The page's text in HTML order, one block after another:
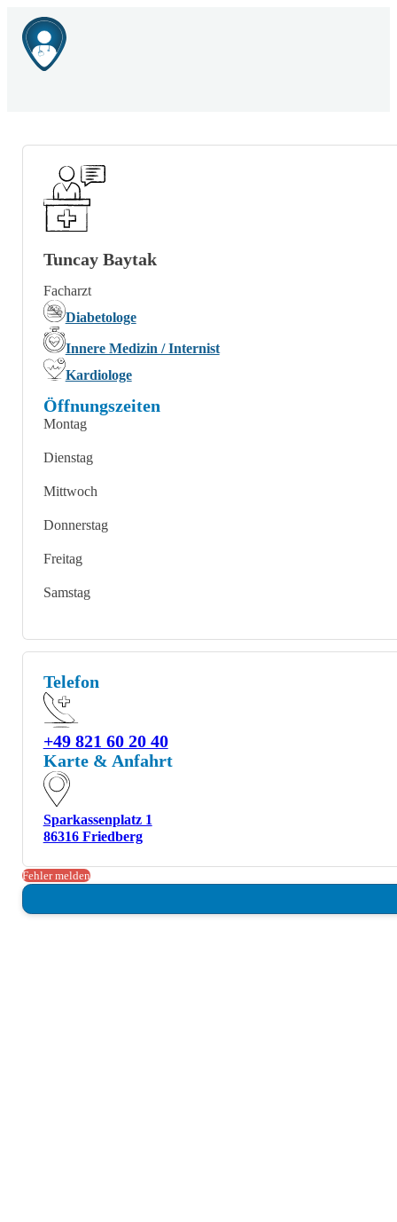
Telefon
+49 821 60 20 40
Karte & Anfahrt
Sparkassenplatz 1
86316 Friedberg
Tuncay Baytak
Facharzt
Diabetologe
Innere Medizin / Internist
Kardiologe
Öffnungszeiten
Montag
Dienstag
Mittwoch
Donnerstag
Freitag
Samstag
Fehler melden